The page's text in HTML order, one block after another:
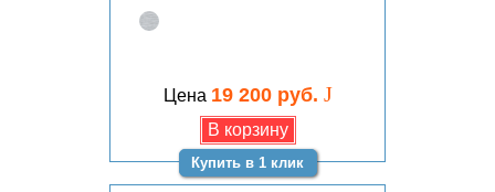
Цена 19 200 руб. J
Купить в 1 клик